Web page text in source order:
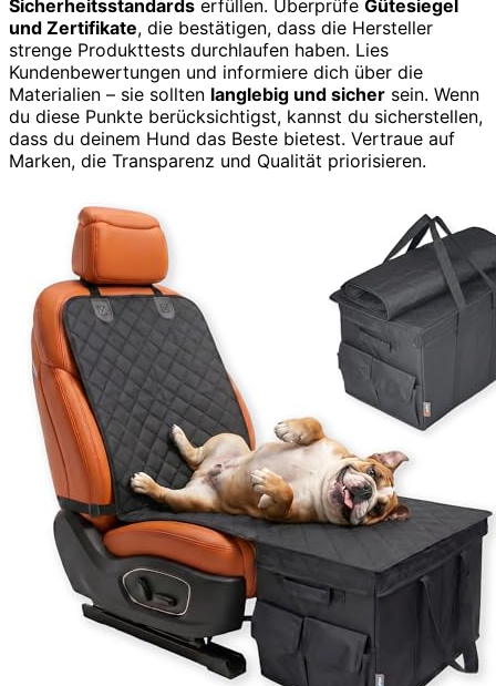
Sicherheitsstandards erfüllen. Überprüfe Gütesiegel
und Zertifikate, die bestätigen, dass die Hersteller
strenge Produkttests durchlaufen haben. Lies
Kundenbewertungen und informiere dich über die
Materialien – sie sollten langlebig und sicher sein. Wenn
du diese Punkte berücksichtigst, kannst du sicherstellen,
dass du deinem Hund das Beste bietest. Vertraue auf
Marken, die Transparenz und Qualität priorisieren.